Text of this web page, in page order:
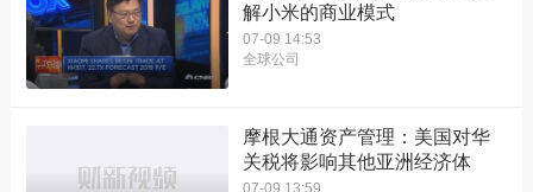
解小米的商业模式
07-09 14:53
全球公司
摩根大通资产管理：美国对华
关税将影响其他亚洲经济体
07-09 13:59